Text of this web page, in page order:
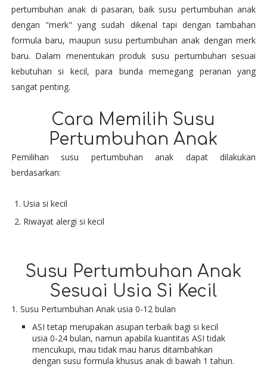
pertumbuhan anak di pasaran, baik susu pertumbuhan anak
dengan "merk" yang sudah dikenal tapi dengan tambahan
formula baru, maupun susu pertumbuhan anak dengan merk
baru. Dalam menentukan produk susu pertumbuhan sesuai
kebutuhan si kecil, para bunda memegang peranan yang
sangat penting.
Cara Memilih Susu
Pertumbuhan Anak
Pemilihan susu pertumbuhan anak dapat dilakukan
berdasarkan:
Usia si kecil
Riwayat alergi si kecil
Susu Pertumbuhan Anak
Sesuai Usia Si Kecil
1. Susu Pertumbuhan Anak usia 0-12 bulan
ASI tetap merupakan asupan terbaik bagi si kecil
usia 0-24 bulan, namun apabila kuantitas ASI tidak
mencukupi, mau tidak mau harus ditambahkan
dengan susu formula khusus anak di bawah 1 tahun.